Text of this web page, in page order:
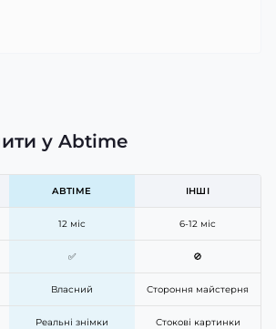
у Abtime
ABTIME ІНШІ
12 міс 6-12 міс
✅ 🚫
Власний Стороння майстерня
Реальні знімки Стокові картинки